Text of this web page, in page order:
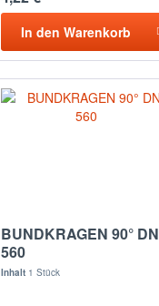
In den Warenkorb
BUNDKRAGEN 90° DN
560
Inhalt 1 Stück